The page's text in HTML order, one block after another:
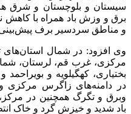
سیستان و بلوچستان و شرق
برق و وزش باد همراه با کاهش
و مناطق سردسیر برف
وی افزود: در شمال استان‌های
مرکزی، غرب قم، لرستان،
بختیاری، کهگیلویه و
در دامنه‌های زاگرس مرکزی و
وبرق و تگرگ همچنین در
باد شدید و خیزش گرد و خاک